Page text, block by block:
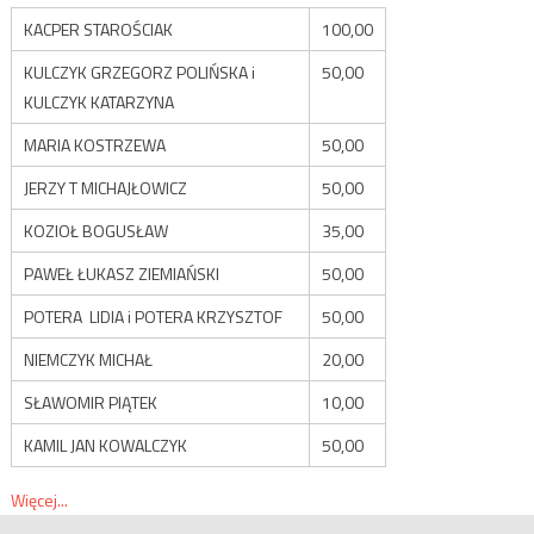
KACPER STAROŚCIAK
100,00
KULCZYK GRZEGORZ POLIŃSKA i
KULCZYK KATARZYNA
50,00
MARIA KOSTRZEWA
50,00
JERZY T MICHAJŁOWICZ
50,00
KOZIOŁ BOGUSŁAW
35,00
PAWEŁ ŁUKASZ ZIEMIAŃSKI
50,00
POTERA LIDIA i POTERA KRZYSZTOF
50,00
NIEMCZYK MICHAŁ
20,00
SŁAWOMIR PIĄTEK
10,00
KAMIL JAN KOWALCZYK
50,00
Więcej...